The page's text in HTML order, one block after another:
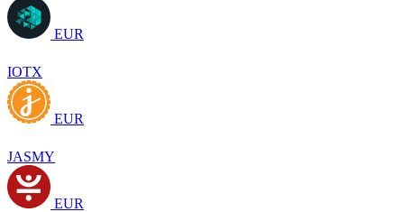
EUR
IOTX
EUR
JASMY
EUR